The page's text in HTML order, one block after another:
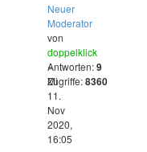
Neuer
Moderator
von
doppelklick
»
Mi
11.
Nov
2020,
16:05
Antworten:9
Zugriffe:8360